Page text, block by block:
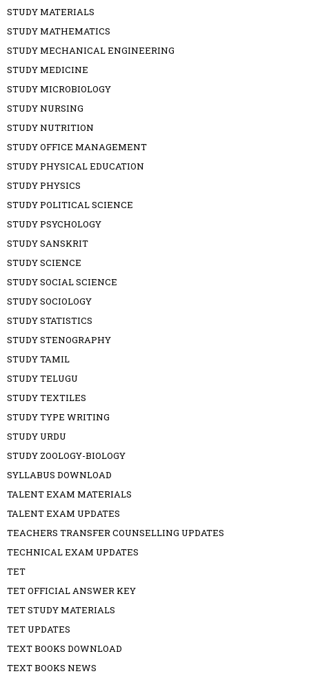
STUDY MATERIALS
STUDY MATHEMATICS
STUDY MECHANICAL ENGINEERING
STUDY MEDICINE
STUDY MICROBIOLOGY
STUDY NURSING
STUDY NUTRITION
STUDY OFFICE MANAGEMENT
STUDY PHYSICAL EDUCATION
STUDY PHYSICS
STUDY POLITICAL SCIENCE
STUDY PSYCHOLOGY
STUDY SANSKRIT
STUDY SCIENCE
STUDY SOCIAL SCIENCE
STUDY SOCIOLOGY
STUDY STATISTICS
STUDY STENOGRAPHY
STUDY TAMIL
STUDY TELUGU
STUDY TEXTILES
STUDY TYPE WRITING
STUDY URDU
STUDY ZOOLOGY-BIOLOGY
SYLLABUS DOWNLOAD
TALENT EXAM MATERIALS
TALENT EXAM UPDATES
TEACHERS TRANSFER COUNSELLING UPDATES
TECHNICAL EXAM UPDATES
TET
TET OFFICIAL ANSWER KEY
TET STUDY MATERIALS
TET UPDATES
TEXT BOOKS DOWNLOAD
TEXT BOOKS NEWS